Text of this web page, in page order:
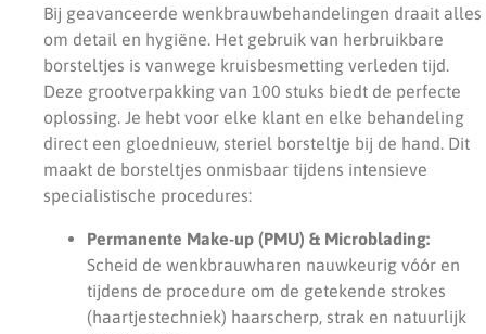
Bij geavanceerde wenkbrauwbehandelingen draait alles
om detail en hygiëne. Het gebruik van herbruikbare
borsteltjes is vanwege kruisbesmetting verleden tijd.
Deze grootverpakking van 100 stuks biedt de perfecte
oplossing. Je hebt voor elke klant en elke behandeling
direct een gloednieuw, steriel borsteltje bij de hand. Dit
maakt de borsteltjes onmisbaar tijdens intensieve
specialistische procedures:
Permanente Make-up (PMU) & Microblading:
Scheid de wenkbrauwharen nauwkeurig vóór en
tijdens de procedure om de getekende strokes
(haartjestechniek) haarscherp, strak en natuurlijk